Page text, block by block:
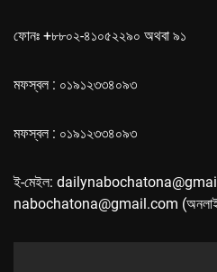
ফোনঃ +৮৮০২-৪১০৫২২৯০ অথবা ৯১
মফস্বল : ০১৯১২৩৩৪০৯৩
মফস্বল : ০১৯১২৩৩৪০৯৩
ই-মেইল:
nabochatona@gmail.com